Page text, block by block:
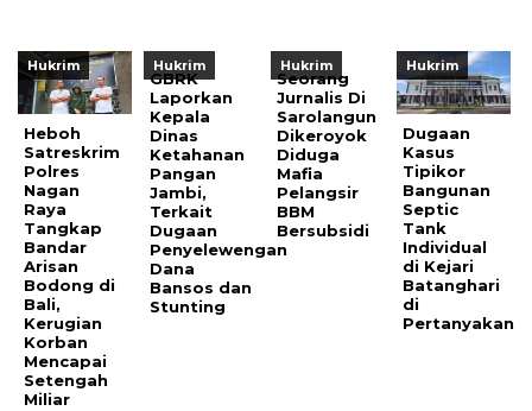
Hukrim
Heboh
Satreskrim
Polres
Nagan
Raya
Tangkap
Bandar
Arisan
Bodong di
Bali,
Kerugian
Korban
Mencapai
Setengah
Miliar
Hukrim
GBRK
Laporkan
Kepala
Dinas
Ketahanan
Pangan
Jambi,
Terkait
Dugaan
Penyelewengan
Dana
Bansos dan
Stunting
Hukrim
Seorang
Jurnalis Di
Sarolangun
Dikeroyok
Diduga
Mafia
Pelangsir
BBM
Bersubsidi
Hukrim
Dugaan
Kasus
Tipikor
Bangunan
Septic
Tank
Individual
di Kejari
Batanghari
di
Pertanyakan